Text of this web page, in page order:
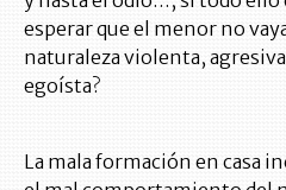
esperar que el menor no
naturaleza violenta,
egoísta?
La mala formación en casa